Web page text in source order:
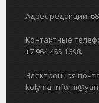
Адрес редакции:
Контактные
+7 964 455 1698.
Электронная
kolyma-